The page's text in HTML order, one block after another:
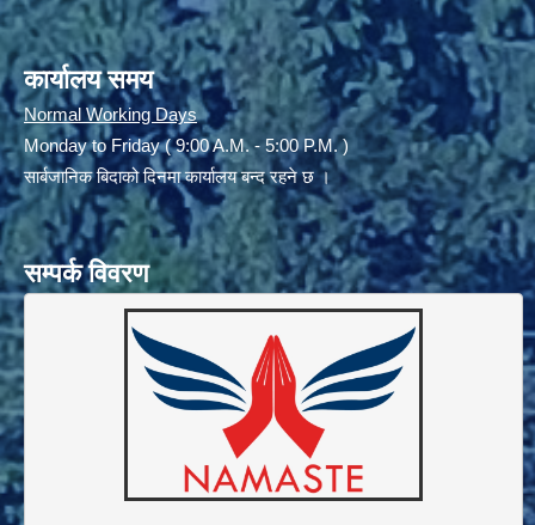
कार्यालय समय
Normal Working Days
Monday to Friday ( 9:00 A.M. - 5:00 P.M. )
सार्बजानिक बिदाको दिनमा कार्यालय बन्द रहने छ ।
सम्पर्क विवरण